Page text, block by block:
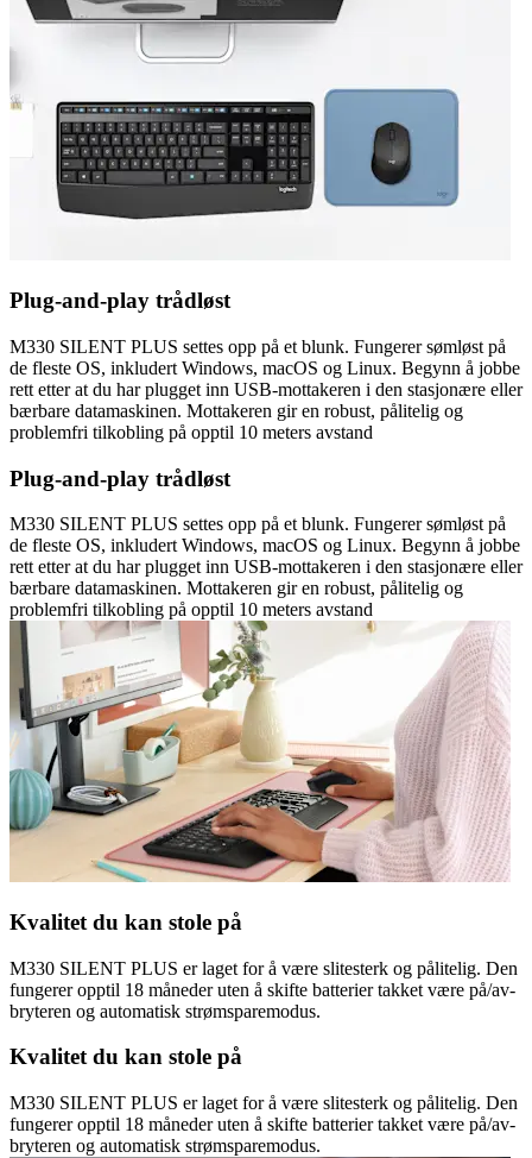
Plug-and-play trådløst
M330 SILENT PLUS settes opp på et blunk. Fungerer sømløst på
de fleste OS, inkludert Windows, macOS og Linux. Begynn å jobbe
rett etter at du har plugget inn USB-mottakeren i den stasjonære eller
bærbare datamaskinen. Mottakeren gir en robust, pålitelig og
problemfri tilkobling på opptil 10 meters avstand
Plug-and-play trådløst
M330 SILENT PLUS settes opp på et blunk. Fungerer sømløst på
de fleste OS, inkludert Windows, macOS og Linux. Begynn å jobbe
rett etter at du har plugget inn USB-mottakeren i den stasjonære eller
bærbare datamaskinen. Mottakeren gir en robust, pålitelig og
problemfri tilkobling på opptil 10 meters avstand
Kvalitet du kan stole på
M330 SILENT PLUS er laget for å være slitesterk og pålitelig. Den
fungerer opptil 18 måneder uten å skifte batterier takket være på/av-
bryteren og automatisk strømsparemodus.
Kvalitet du kan stole på
M330 SILENT PLUS er laget for å være slitesterk og pålitelig. Den
fungerer opptil 18 måneder uten å skifte batterier takket være på/av-
bryteren og automatisk strømsparemodus.